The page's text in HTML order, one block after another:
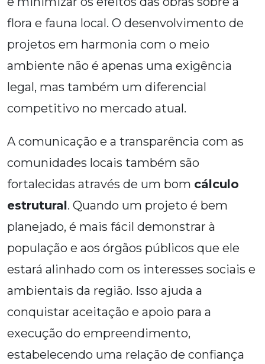
flora e fauna local. O desenvolvimento de
projetos em harmonia com o meio
ambiente não é apenas uma exigência
legal, mas também um diferencial
competitivo no mercado atual.
A comunicação e a transparência com as
comunidades locais também são
fortalecidas através de um bom cálculo
estrutural. Quando um projeto é bem
planejado, é mais fácil demonstrar à
população e aos órgãos públicos que ele
estará alinhado com os interesses sociais e
ambientais da região. Isso ajuda a
conquistar aceitação e apoio para a
execução do empreendimento,
estabelecendo uma relação de confiança